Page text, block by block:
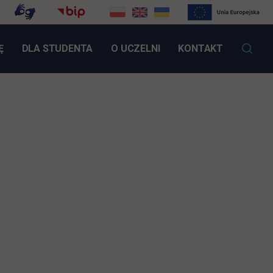
LINK OTWIERA SIĘ W NOWEJ KARCIE
DLA STUDENTA O UCZELNI KONTAKT